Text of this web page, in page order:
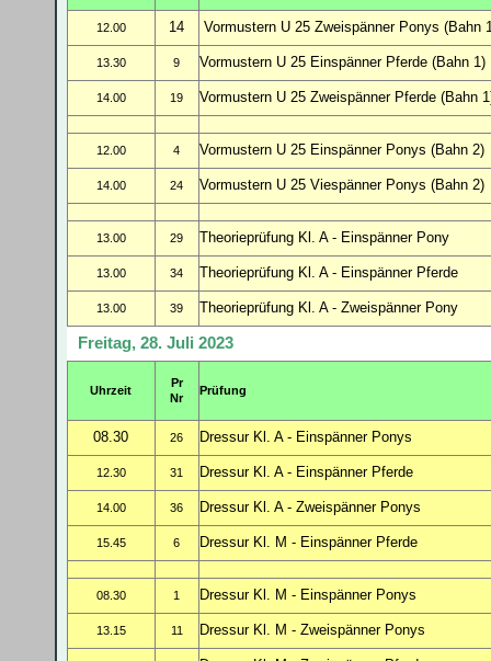
12.00 14 Vormustern U 25 Zweispänner Ponys (Bahn
13.30 9 Vormustern U 25 Einspänner Pferde (Bahn 1)
14.00 19 Vormustern U 25 Zweispänner Pferde (Bahn
12.00 4 Vormustern U 25 Einspänner Ponys (Bahn 2)
14.00 24 Vormustern U 25 Viespänner Ponys (Bahn 2)
13.00 29 Theorieprüfung Kl. A - Einspänner Pony
13.00 34 Theorieprüfung Kl. A - Einspänner Pferde
13.00 39 Theorieprüfung Kl. A - Zweispänner Pony
Freitag, 28. Juli 2023
Uhrzeit
Pr
Nr
Prüfung
08.30 26 Dressur Kl. A - Einspänner Ponys
12.30 31 Dressur Kl. A - Einspänner Pferde
14.00 36 Dressur Kl. A - Zweispänner Ponys
15.45 6 Dressur Kl. M - Einspänner Pferde
08.30 1 Dressur Kl. M - Einspänner Ponys
13.15 11 Dressur Kl. M - Zweispänner Ponys